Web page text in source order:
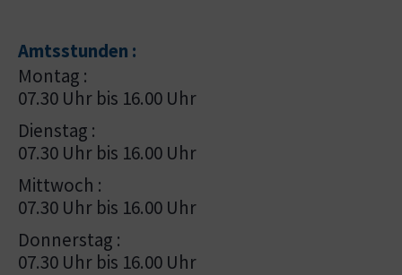
Amtsstunden :
Montag :
07.30 Uhr bis 16.00 Uhr
Dienstag :
07.30 Uhr bis 16.00 Uhr
Mittwoch :
07.30 Uhr bis 16.00 Uhr
Donnerstag :
07.30 Uhr bis 16.00 Uhr